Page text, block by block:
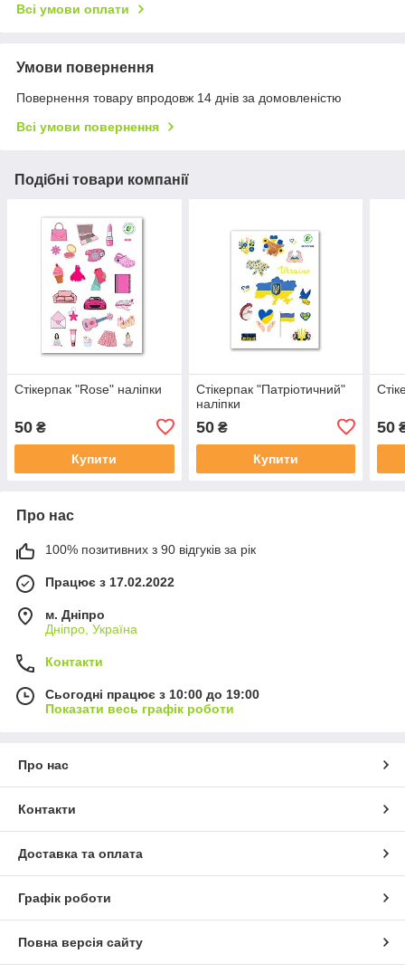
Всі умови оплати
Умови повернення
Повернення товару впродовж 14 днів за домовленістю
Всі умови повернення
Подібні товари компанії
Стікерпак "Rose" наліпки
50 ₴
Купити
Стікерпак "Патріотичний"
наліпки
50₴
Купити
50
Про нас
100% позитивних з 90 відгуків за рік
Працює з 17.02.2022
м. Дніпро
Дніпро, Україна
Контакти
Сьогодні працює з 10:00 до 19:00
Показати весь графік роботи
Про нас
Контакти
Доставка та оплата
Графік роботи
Повна версія сайту